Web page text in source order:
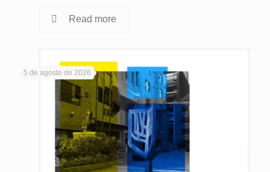
Read more
5 de agosto de 2026